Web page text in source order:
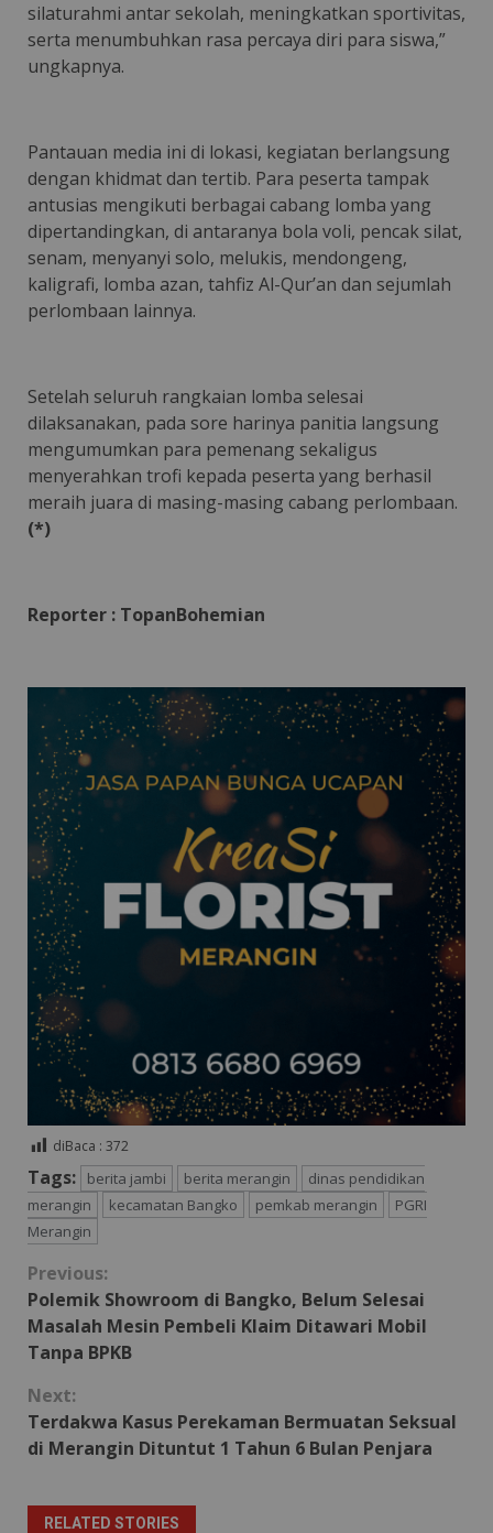
silaturahmi antar sekolah, meningkatkan sportivitas,
serta menumbuhkan rasa percaya diri para siswa,”
ungkapnya.
Pantauan media ini di lokasi, kegiatan berlangsung
dengan khidmat dan tertib. Para peserta tampak
antusias mengikuti berbagai cabang lomba yang
dipertandingkan, di antaranya bola voli, pencak silat,
senam, menyanyi solo, melukis, mendongeng,
kaligrafi, lomba azan, tahfiz Al-Qur’an dan sejumlah
perlombaan lainnya.
Setelah seluruh rangkaian lomba selesai
dilaksanakan, pada sore harinya panitia langsung
mengumumkan para pemenang sekaligus
menyerahkan trofi kepada peserta yang berhasil
meraih juara di masing-masing cabang perlombaan.
(*)
Reporter : TopanBohemian
diBaca : 372
Tags: berita jambi berita merangin
dinas pendidikan
merangin
kecamatan Bangko pemkab merangin
PGRI
Merangin
Continue
Reading
Previous:
Polemik Showroom di Bangko, Belum Selesai
Masalah Mesin Pembeli Klaim Ditawari Mobil
Tanpa BPKB
Next:
Terdakwa Kasus Perekaman Bermuatan Seksual
di Merangin Dituntut 1 Tahun 6 Bulan Penjara
RELATED STORIES